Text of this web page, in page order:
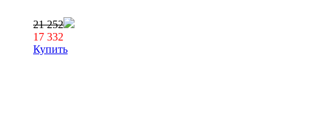
21 252
17 332
Купить